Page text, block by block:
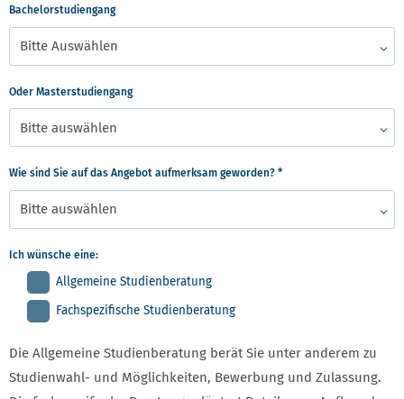
Bachelorstudiengang
Oder Masterstudiengang
Wie sind Sie auf das Angebot aufmerksam geworden? *
Ich wünsche eine:
Allgemeine Studienberatung
Fachspezifische Studienberatung
Die Allgemeine Studienberatung berät Sie unter anderem zu
Studienwahl- und Möglichkeiten, Bewerbung und Zulassung.